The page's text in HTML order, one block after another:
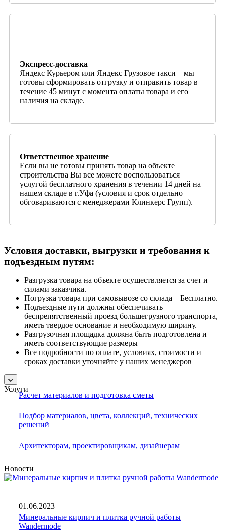
Экспресс-доставка
Яндекс Курьером или Яндекс Грузовое такси – мы
готовы сформировать отгрузку и отправить товар в
течение 45 минут с момента оплаты товара и его
наличия на складе.
Ответственное хранение
Если вы не готовы принять товар на объекте
строительства Вы все можете воспользоваться
услугой бесплатного хранения в течении 14 дней на
нашем складе в г.Уфа (условия и срок отдельно
обговариваются с менеджерами Клинкерс Групп).
Условия доставки, выгрузки и требования к
подъездным путям:
Разгрузка товара на объекте осуществляется за счет и
силами заказчика.
Погрузка товара при самовывозе со склада – Бесплатно.
Подъездные пути должны обеспечивать
беспрепятственный проезд большегрузного транспорта,
иметь твердое основание и необходимую ширину.
Разгрузочная площадка должна быть подготовлена и
иметь соответствующие размеры
Все подробности по оплате, условиях, стоимости и
сроках доставки уточняйте у наших менеджеров
Услуги
Расчет материалов и подготовка сметы
Подбор материалов, цвета, коллекций, технических
решений
Архитекторам, проектировщикам, дизайнерам
Новости
01.06.2023
Минеральные кирпич и плитка ручной работы
Wandermode